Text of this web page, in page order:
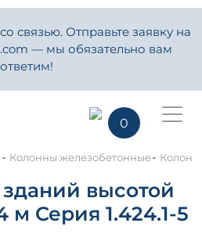
связью. Отправьте заявку на
— мы обязательно вам
ответим!
0
- Колонны железобетонные-
высотой
м Серия 1.424.1-5